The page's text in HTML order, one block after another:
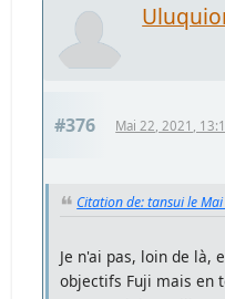
#376 Mai 22, 2021,
Citation de: tansui le
Je n'ai pas, loin de là,
objectifs Fuji mais en